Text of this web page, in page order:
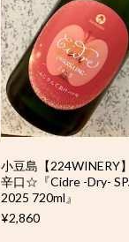
小豆島【224WINERY
辛口☆『Cidre -Dry-
2025 720ml』
¥2,860